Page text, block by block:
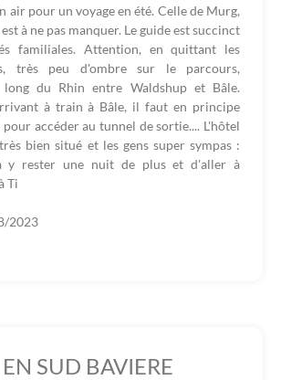
air pour un voyage en été. Celle de Murg,
à ne pas manquer. Le guide est succinct
familiales. Attention, en quittant les
très peu d'ombre sur le parcours,
du Rhin entre Waldshup et Bâle.
à train à Bâle, il faut en principe
accéder au tunnel de sortie.... L'hôtel
bien situé et les gens super sympas :
y rester une nuit de plus et d'aller à
Ti
2023
SUD BAVIERE